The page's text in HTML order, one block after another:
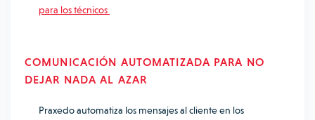
para los técnicos
COMUNICACIÓN AUTOMATIZADA PARA NO
DEJAR NADA AL AZAR
Praxedo automatiza los mensajes al cliente en los